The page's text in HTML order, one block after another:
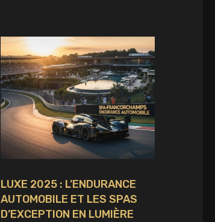
LUXE 2025 : L’ENDURANCE
AUTOMOBILE ET LES SPAS
D’EXCEPTION EN LUMIÈRE